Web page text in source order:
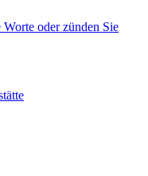
Worte oder zünden Sie